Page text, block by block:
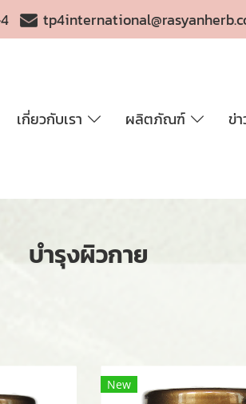
4
เกี่ยวกับเรา ผลิตภัณฑ์ ข่
บำรุงผิวกาย
New